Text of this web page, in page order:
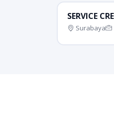
SERVICE
Surabaya